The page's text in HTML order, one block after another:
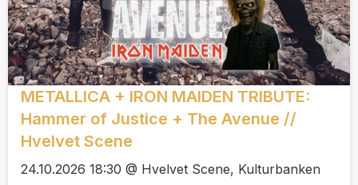
METALLICA + IRON MAIDEN TRIBUTE:
Hammer of Justice + The Avenue //
Hvelvet Scene
24.10.2026 18:30 @ Hvelvet Scene, Kulturbanken